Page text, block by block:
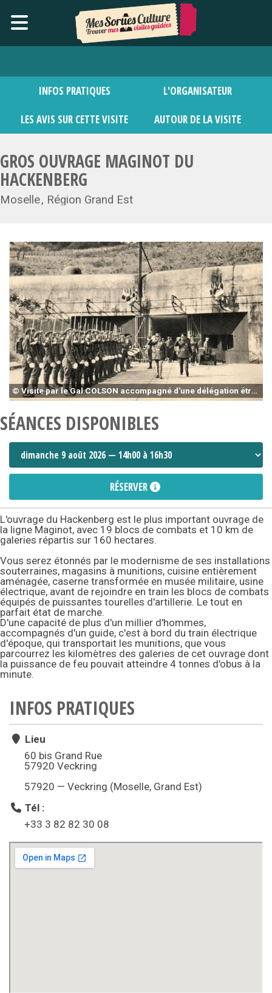
INFOS PRATIQUES L'ORGANISATEUR
LES AVIS SUR CETTE VISITE AUTOUR DE LA VISITE
GROS OUVRAGE MAGINOT DU
HACKENBERG
Moselle Région Grand Est
© Visite par le Gal COLSON accompagné d'une délégation étrangère
SÉANCES DISPONIBLES
RÉSERVER
L'ouvrage du Hackenberg est le plus important ouvrage de
la ligne Maginot, avec 19 blocs de combats et 10 km de
galeries répartis sur 160 hectares.
Vous serez étonnés par le modernisme de ses installations
souterraines, magasins à munitions, cuisine entièrement
aménagée, caserne transformée en musée militaire, usine
électrique, avant de rejoindre en train les blocs de combats
équipés de puissantes tourelles d'artillerie. Le tout en
parfait état de marche.
D'une capacité de plus d'un millier d'hommes,
accompagnés d'un guide, c'est à bord du train électrique
d'époque, qui transportait les munitions, que vous
parcourrez les kilomètres des galeries de cet ouvrage dont
la puissance de feu pouvait atteindre 4 tonnes d'obus à la
minute.
INFOS PRATIQUES
Lieu
60 bis Grand Rue
57920 Veckring
57920 — Veckring (Moselle, Grand Est)
Tél :
+33 3 82 82 30 08